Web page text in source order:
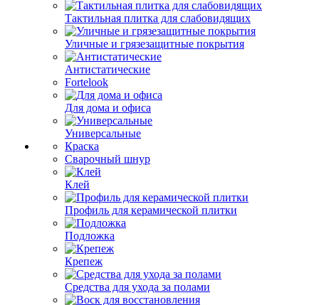
Тактильная плитка для слабовидящих
Уличные и грязезащитные покрытия
Антистатические
Fortelook
Для дома и офиса
Универсальные
Краска
Сварочный шнур
Клей
Профиль для керамической плитки
Подложка
Крепеж
Средства для ухода за полами